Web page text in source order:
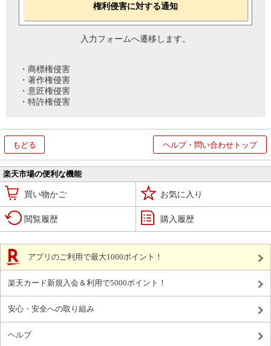
権利侵害に対する通知
入力フォームへ遷移します。
・商標権侵害
・著作権侵害
・意匠権侵害
・特許権侵害
もどる ヘルプ・問い合わせトップ
楽天市場の便利な機能
買い物かご お気に入り
閲覧履歴 購入履歴
アプリのご利用で最大1000ポイント！
楽天カード新規入会＆利用で5000ポイント！
安心・安全への取り組み
ヘルプ